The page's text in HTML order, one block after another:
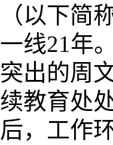
以下简
线21年
出的周
教育处
，工作